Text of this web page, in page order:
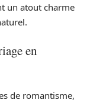
un atout charme
en
de romantisme,